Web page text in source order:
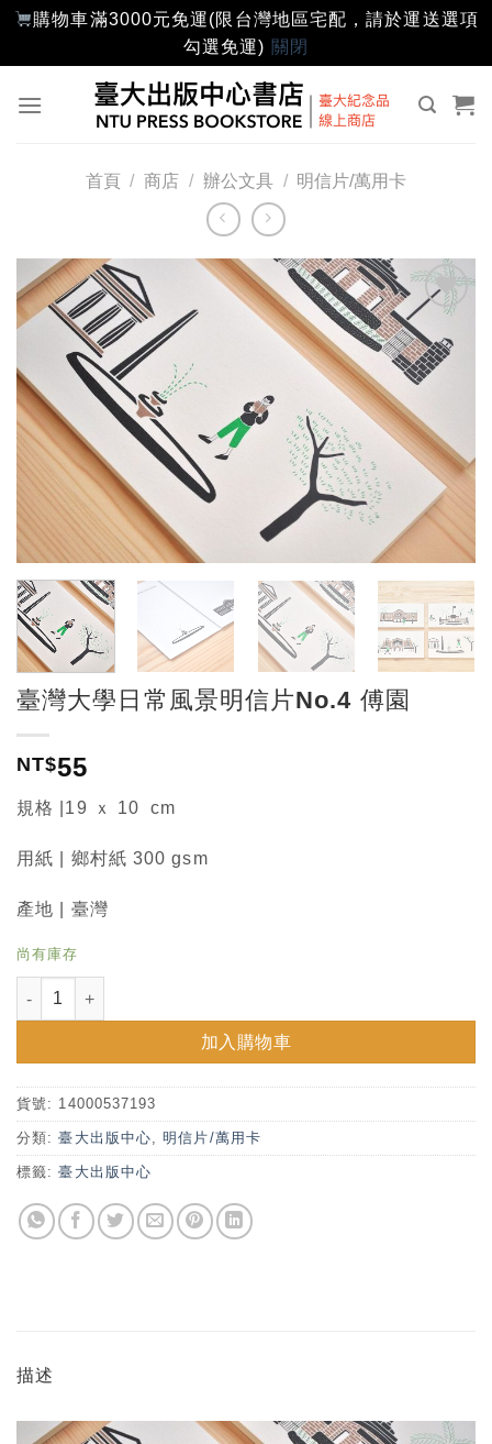
購物車滿3000元免運(限台灣地區宅配，請於運送選項
勾選免運) 關閉
首頁 / 商店 / 辦公文具 / 明信片/萬用卡
「願
望輕
臺灣大學日常風景明信片No.4 傅園
NT$55
規格 |19 ｘ 10 cm
用紙 | 鄉村紙 300 gsm
產地 | 臺灣
尚有庫存
臺灣大學日常風景明信片No.4 傅園 數量
加入購物車
貨號: 14000537193
分類:臺大出版中心,明信片/萬用卡
標籤:臺大出版中心
描述